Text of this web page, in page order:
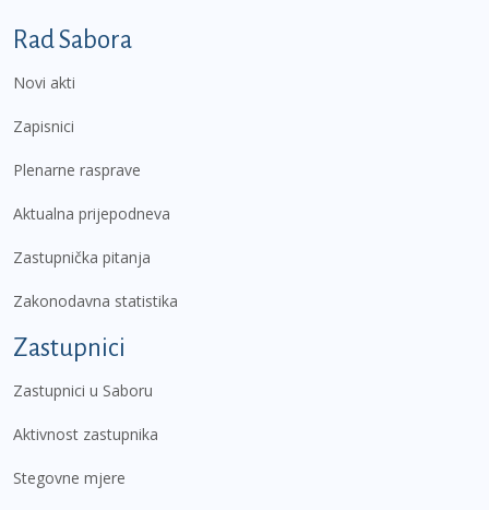
Podnožje prvi izbornik
Rad Sabora
Novi akti
Zapisnici
Plenarne rasprave
Aktualna prijepodneva
Zastupnička pitanja
Zakonodavna statistika
Zastupnici
Zastupnici u Saboru
Aktivnost zastupnika
Stegovne mjere